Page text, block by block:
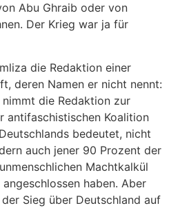
Abu Ghraib oder von
Der Krieg war ja für
die Redaktion einer
deren Namen er nicht nennt:
die Redaktion zur
antifaschistischen Koalition
bedeutet, nicht
auch jener 90 Prozent der
Machtkalkül
haben. Aber
Sieg über Deutschland auf